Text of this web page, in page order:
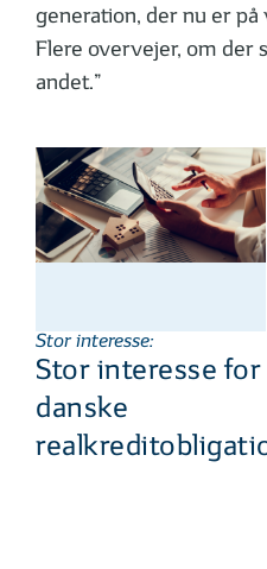
generation, der nu er
Flere overvejer, om der
andet.”
Stor interesse:
Stor interesse for
danske